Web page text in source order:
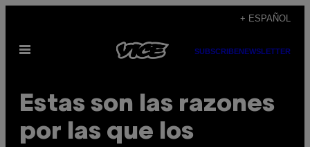
contenido
+ ESPAÑOL
Abrir
SUBSCRIBENEWSLETTER
Estas son las razones
por las que los